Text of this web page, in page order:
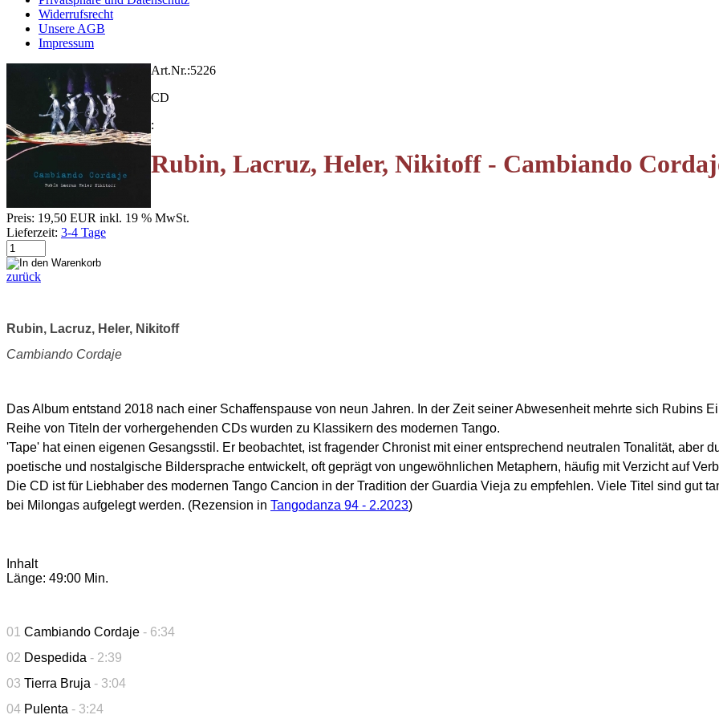
Widerrufsrecht
Unsere AGB
Impressum
Art.Nr.:5226
CD
:
Rubin, Lacruz, Heler, Nikitoff - Cambiando
Preis: 19,50 EUR inkl. 19 % MwSt.
Lieferzeit: 3-4 Tage
zurück
Rubin, Lacruz, Heler, Nikitoff
Cambiando Cordaje
Das Album entstand 2018 nach einer Schaffenspause von neun Jahren. In der Zeit seiner Abwesenheit mehrte sich Rubins
Reihe von Titeln der vorhergehenden CDs wurden zu Klassikern des modernen Tango.
'Tape' hat einen eigenen Gesangsstil. Er beobachtet, ist fragender Chronist mit einer entsprechend neutralen Tonalität, aber
poetische und nostalgische Bildersprache entwickelt, oft geprägt von ungewöhnlichen Metaphern, häufig mit Verzicht auf
Die CD ist für Liebhaber des modernen Tango Cancion in der Tradition der Guardia Vieja zu empfehlen. Viele Titel sind gut
bei Milongas aufgelegt werden. (Rezension in Tangodanza 94 - 2.2023)
Inhalt
Länge: 49:00 Min.
01 Cambiando Cordaje - 6:34
02 Despedida - 2:39
03 Tierra Bruja - 3:04
04 Pulenta - 3:24